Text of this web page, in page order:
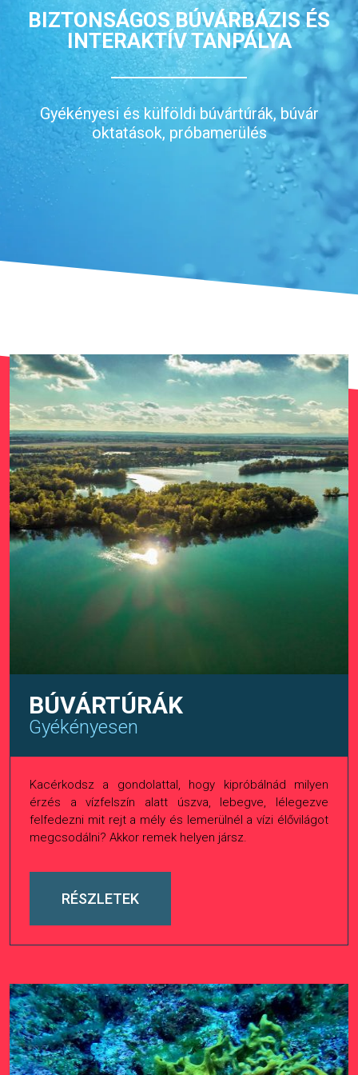
BIZTONSÁGOS BÚVÁRBÁZIS ÉS
INTERAKTÍV TANPÁLYA
Gyékényesi és külföldi búvártúrák, búvár
oktatások, próbamerülés
BÚVÁRTÚRÁK
Gyékényesen
Kacérkodsz a gondolattal, hogy kipróbálnád milyen
érzés a vízfelszín alatt úszva, lebegve, lélegezve
felfedezni mit rejt a mély és lemerülnél a vízi élővilágot
megcsodálni? Akkor remek helyen jársz.
RÉSZLETEK